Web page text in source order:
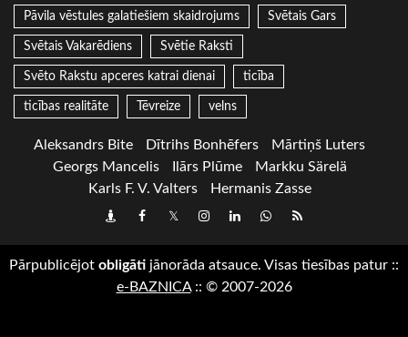
Pāvila vēstules galatiešiem skaidrojums Svētais Gars
Svētais Vakarēdiens Svētie Raksti
Svēto Rakstu apceres katrai dienai ticība
ticības realitāte Tēvreize velns
Aleksandrs Bite Dītrihs Bonhēfers
Mārtiņš Luters
Georgs Mancelis
Ilārs Plūme
Markku Särelä
Karls F. V. Valters
Hermanis Zasse
DraugiemFacebook
TwitterInstagram
LinkedInwhatsapp
RSS
Pārpublicējot obligāti jānorāda atsauce. Visas tiesības patur ::
e-BAZNICA:: © 2007-2026